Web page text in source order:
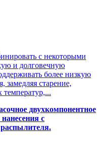
с некоторыми
и долговечную
более низкую
замедляя старение,
температур,...
двухкомпонентное
с
распылителя.